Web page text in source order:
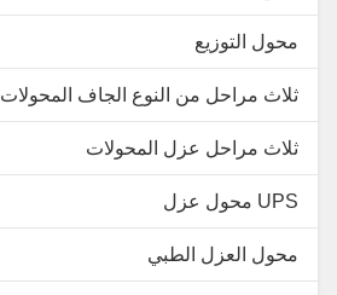
محول التوزيع
ثلاث مراحل من النوع الجاف المحولات
ثلاث مراحل عزل المحولات
محول عزل UPS
محول العزل الطبي